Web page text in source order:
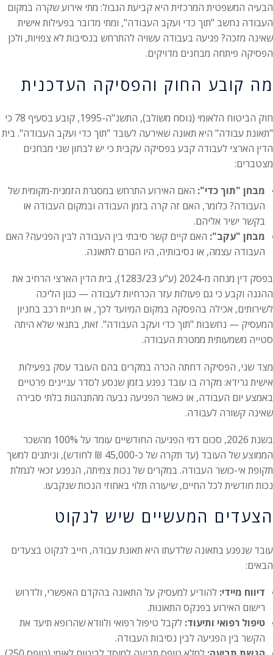
הבעיה המשפטית המרכזית היא קביעת הגבול: מתי אירוע שקרה במקום
העבודה נחשב "תוך כדי ועקב העבודה", ומתי מדובר בפעילות אישית
שאינה מזכה? פגיעה בעבודה עשויה להתרחש בנסיבות לא צפויות, ולכן
הפסיקה פיתחה מבחנים מדויקים.
מה קובע החוק והפסיקה העדכנית
חוק הביטוח הלאומי (נוסח משולב), התשנ"ה-1995, קובע בסעיף 78 כי
"תאונת עבודה" היא תאונה שאירעה לעובד "תוך כדי ועקב העבודה". בית
הדין הארצי לעבודה קבע בפסיקה עקבית כי יש לבחון שני מבחנים
מצטברים:
מבחן "תוך כדי": האם האירוע התרחש במסגרת הזמנית-מקומית של
העבודה? כלומר, האם זה קרה בזמן העבודה ובמקום העבודה או
בקשר ישיר אליהם.
מבחן "עקב": האם קיים קשר סיבתי בין העבודה לבין הפגיעה? האם
העבודה עצמה, או נסיבותיה, היו הגורם לתאונה.
בפסק דין מנחה מ-2024 (ע"ע 1283/23), בית הדין הארצי הרחיב את
ההגנה וקבע כי גם פעולות עזר הכרחיות לעבודה — כגון הליכה
לשירותים, אכילה בהפסקה במקום המיועד לכך, או חניית רכב בחניון
המעסיק — נחשבות "תוך כדי ועקב העבודה". זאת, בתנאי שלא היתה
סטייה משמעותית ממטרת העבודה.
מצד שני, הפסיקה דחתה הכרה במקרים בהם העובד עסק בפעילות
אישית גרידא: מקרה בו עובד נפגע בזמן שנסע לסדר עניינים פרטיים
באמצע יום העבודה, או כאשר הפגיעה נבעה מהתנהגות בלתי סבירה
שאינה קשורה לעבודה.
בשנת 2026, סכום דמי הפגיעה החודשיים עומד על 100% מהשכר
הממוצע של העובד (עד תקרה של כ-45,000 ₪ לחודש), וניתנים למשך
תקופת אי-כושר העבודה. במקרים של נכות צמיתה, הנפגע זכאי לגמלת
נכות חודשית לכל החיים, שיעורה תלוי באחוזי הנכות שנקבעו.
הצעדים המעשיים שיש לנקוט
עובד שנפגע בתאונה שלדעתו היא תאונת עבודה, חייב לנקוט בצעדים
הבאים:
דיווח מיידי: להודיע למעסיק על התאונה בהקדם האפשרי, ולדרוש
רישום האירוע בפנקס התאונות.
טיפול רפואי ותיעוד: לקבל טיפול רפואי ולוודא שהרופא תיעד את
הקשר בין הפגיעה לבין נסיבות העבודה.